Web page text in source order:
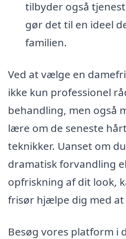
tilbyder også
gør det til en ideel
familien.
Ved at vælge en
ikke kun professionel
behandling, men også
lære om de seneste
teknikker. Uanset om
dramatisk forvandling
opfriskning af dit look,
frisør hjælpe dig med at
Besøg vores platform i